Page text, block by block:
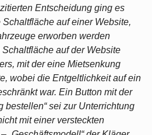
Entscheidung ging es
auf einer Website,
erworben werden
auf der Website
mit der eine Mietsenkung
wobei die Entgeltlichkeit auf ein
war. Ein Button mit der
bestellen“ sei zur Unterrichtung
mit einer versteckten